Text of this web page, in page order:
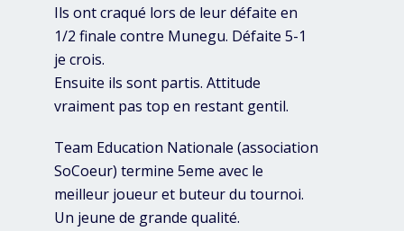
Ils ont craqué lors de leur défaite en
1/2 finale contre Munegu. Défaite 5-1
je crois.
Ensuite ils sont partis. Attitude
vraiment pas top en restant gentil.
Team Education Nationale (association
SoCoeur) termine 5eme avec le
meilleur joueur et buteur du tournoi.
Un jeune de grande qualité.